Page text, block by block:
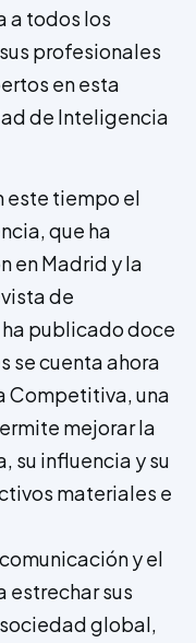
a todos los
profesionales
en esta
de Inteligencia
este tiempo el
que ha
en Madrid y la
de
publicado doce
se cuenta ahora
Competitiva, una
mejorar la
su influencia y su
materiales e
y el
estrechar sus
sociedad global,